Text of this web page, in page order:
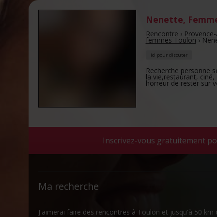
Nenette,
Rencontre ›
femmes Toulon›
ici pour discuter
Recherche personne
la vie,restaurant,
horreur de rester sur
Inscrivez-vous gratuitement
Ma recherche
J'aimerai faire des rencontres à Toulon et jusqu'à 50